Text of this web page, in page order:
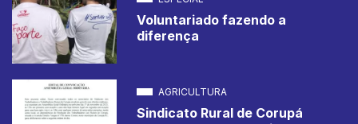
Voluntariado fazendo a
diferença
AGRICULTURA
Sindicato Rural de Corupá